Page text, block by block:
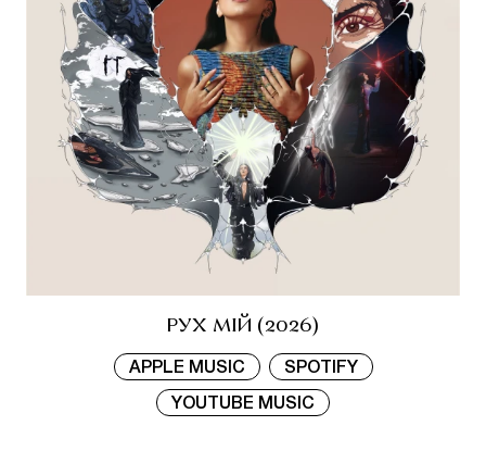
РУХ МІЙ (2026)
APPLE MUSIC SPOTIFY
YOUTUBE MUSIC